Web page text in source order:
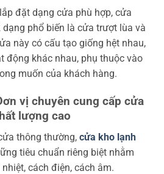
đặt dạng cửa phù hợp, cửa
phổ biến là cửa trượt lùa và
này có cấu tạo giống hệt nhau,
động khác nhau, phụ thuộc vào
muốn của khách hàng.
vị chuyên cung cấp cửa
lượng cao
thông thường, cửa kho lạnh
tiêu chuẩn riêng biệt nhằm
cách điện, cách âm.